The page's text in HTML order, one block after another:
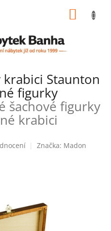
krabici Staunton
figurky
šachové figurky
krabici
Značka: Madon